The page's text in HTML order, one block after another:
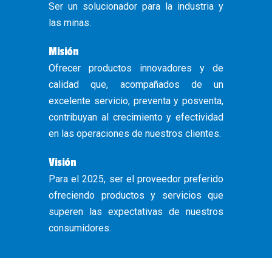
Ser un solucionador para la industria y
las minas.
Misión
Ofrecer productos innovadores y de
calidad que, acompañados de un
excelente servicio, preventa y posventa,
contribuyan al crecimiento y efectividad
en las operaciones de nuestros clientes.
Visión
Para el 2025, ser el proveedor preferido
ofreciendo productos y servicios que
superen las expectativas de nuestros
consumidores.